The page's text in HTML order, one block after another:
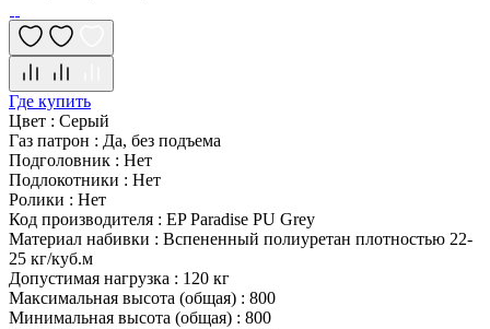
Где купить
Цвет : Серый
Газ патрон : Да, без подъема
Подголовник : Нет
Подлокотники : Нет
Ролики : Нет
Код производителя : EP Paradise PU Grey
Материал набивки : Вспененный полиуретан плотностью 22-
25 кг/куб.м
Допустимая нагрузка : 120 кг
Максимальная высота (общая) : 800
Минимальная высота (общая) : 800